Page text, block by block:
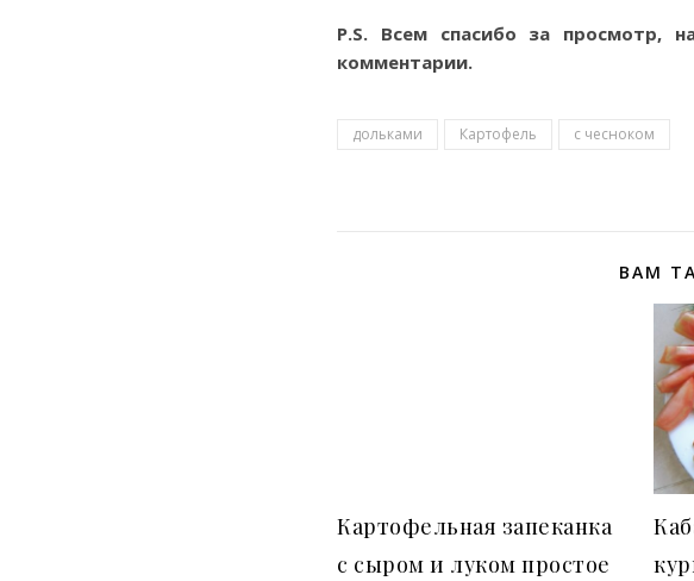
P.S. Всем спасибо за просмотр,
комментарии.
дольками Картофель с чесноком
ВАМ
Картофельная запеканка
с сыром и луком простое